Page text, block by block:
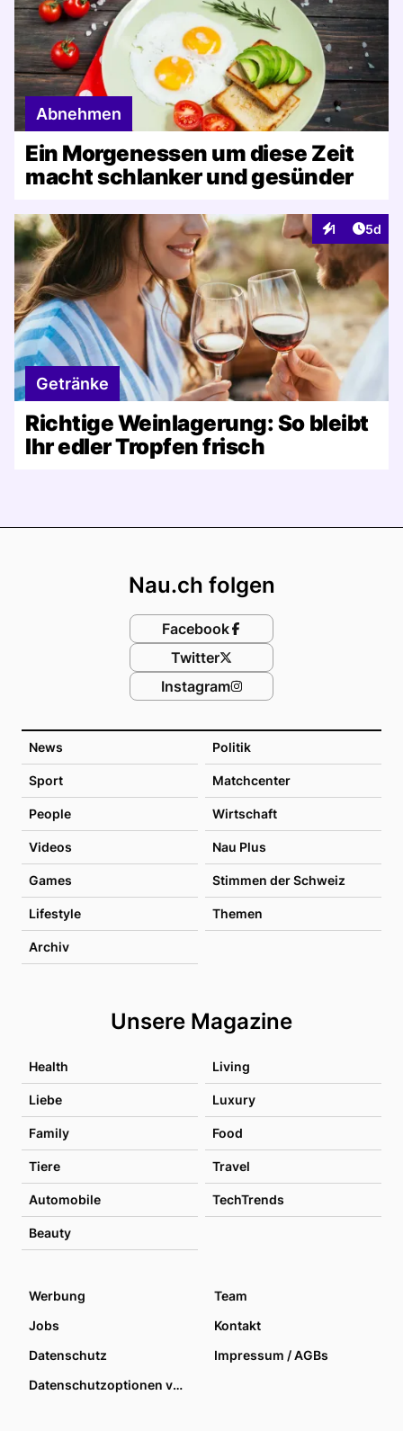
Abnehmen
Ein Morgenessen um diese Zeit
macht schlanker und gesünder
1
Interaktionen
5d
Getränke
Richtige Weinlagerung: So bleibt
Ihr edler Tropfen frisch
News Politik
Sport Matchcenter
People Wirtschaft
Videos Nau Plus
Games Stimmen der Schweiz
Lifestyle Themen
Archiv
Unsere Magazine
Health Living
Liebe Luxury
Family Food
Tiere Travel
Automobile TechTrends
Beauty
Nau.ch folgen
Facebook
Twitter
Instagram
Werbung
Team
Jobs
Kontakt
Datenschutz
Impressum / AGBs
Datenschutzoptionen verwalten